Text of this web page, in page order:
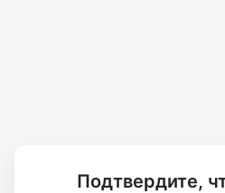
Подтвердите,